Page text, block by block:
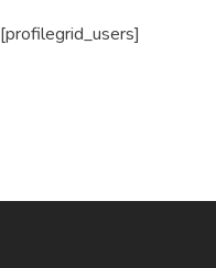
[profilegrid_users]